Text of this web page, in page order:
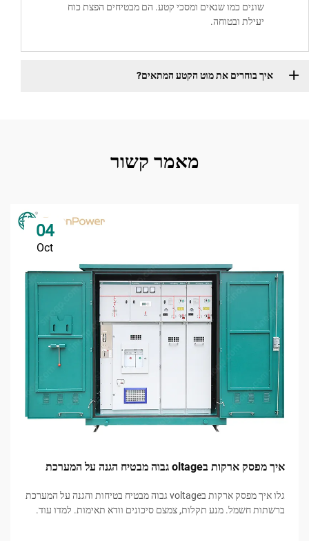
שונים כמו שנאים ומסכי קטע. הם מבטיחים הפצת כוח
יעילת ובטוחה.
איך בוחרים את מוט הקטע המתאים?
מאמר קשור
04
Oct
איך מפסק ארקות בoltage גבוה מבטיח הגנה על המערכת
גלו איך מפסק ארקות בvoltage גבוה מבטיח בטיחות והגנה על המערכת
ברשתות חשמל. מנע תקלות, צמצם סיכונים וודא תאימות. למדו עוד.